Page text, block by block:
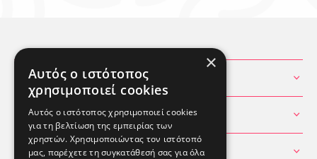
ΧΡΗΣΙΜΕΣ ΠΛΗΡΟΦΟΡΙΕΣ
ΘΕΣ ΒΟΗΘΕΙΑ
ΛΟΓΑΡΙΑΣΜΟΣ
×
Αυτός ο ιστότοπος
χρησιμοποιεί cookies
Αυτός ο ιστότοπος χρησιμοποιεί cookies
για τη βελτίωση της εμπειρίας των
χρηστών. Χρησιμοποιώντας τον ιστότοπό
μας, παρέχετε τη συγκατάθεσή σας για όλα